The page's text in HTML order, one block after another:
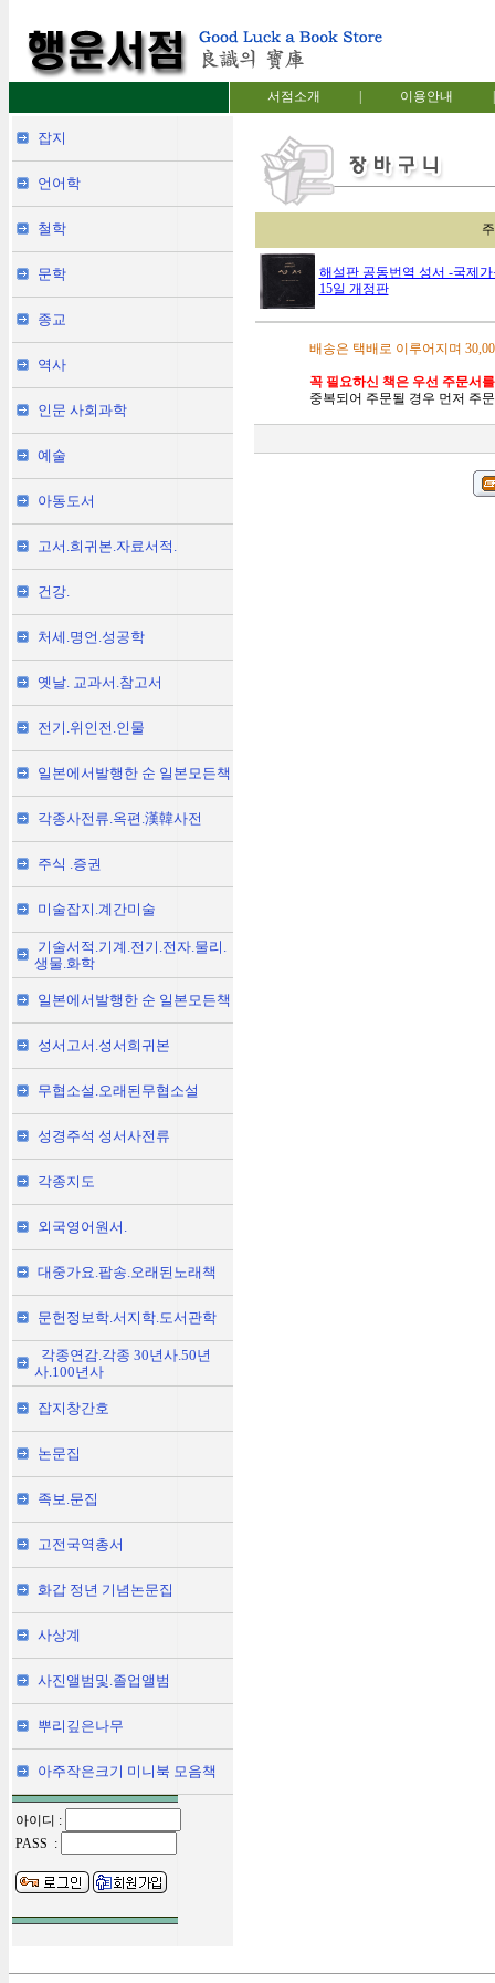
서점소개 이용안내
잡지
언어학
철학
문학
종교
역사
인문 사회과학
예술
아동도서
고서.희귀본.자료서적.
건강.
처세.명언.성공학
옛날. 교과서.참고서
전기.위인전.인물
일본에서발행한 순 일본모든책
각종사전류.옥편.漢韓사전
주식 .증권
미술잡지.계간미술
기술서적.기계.전기.전자.물리.
생물.화학
일본에서발행한 순 일본모든책
성서고서.성서희귀본
무협소설.오래된무협소설
성경주석 성서사전류
각종지도
외국영어원서.
대중가요.팝송.오래된노래책
문헌정보학.서지학.도서관학
각종연감.각종 30년사.50년
사.100년사
잡지창간호
논문집
족보.문집
고전국역총서
화갑 정년 기념논문집
사상계
사진앨범및.졸업앨범
뿌리깊은나무
아주작은크기 미니북 모음책
아이디 :
PASS :
해설판 공동번역 성서 -국제
15일 개정판
배송은 택배로 이루어지며
꼭 필요하신 책은 우선 주문서
중복되어 주문될 경우 먼저 주